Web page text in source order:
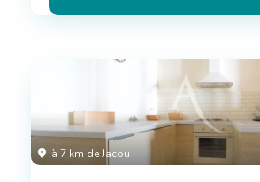
à 7 km de Jacou